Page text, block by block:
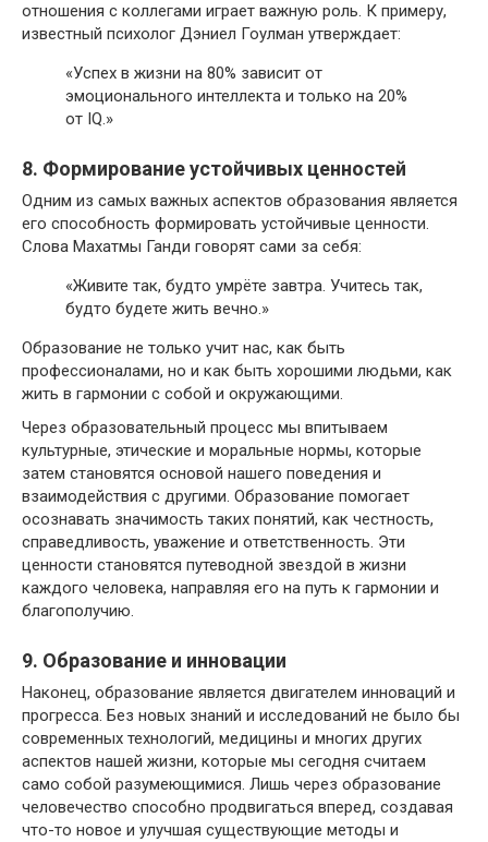
отношения с коллегами играет важную роль. К примеру,
известный психолог Дэниел Гоулман утверждает:
«Успех в жизни на 80% зависит от
эмоционального интеллекта и только на 20%
от IQ.»
8. Формирование устойчивых ценностей
Одним из самых важных аспектов образования является
его способность формировать устойчивые ценности.
Слова Махатмы Ганди говорят сами за себя:
«Живите так, будто умрёте завтра. Учитесь так,
будто будете жить вечно.»
Образование не только учит нас, как быть
профессионалами, но и как быть хорошими людьми, как
жить в гармонии с собой и окружающими.
Через образовательный процесс мы впитываем
культурные, этические и моральные нормы, которые
затем становятся основой нашего поведения и
взаимодействия с другими. Образование помогает
осознавать значимость таких понятий, как честность,
справедливость, уважение и ответственность. Эти
ценности становятся путеводной звездой в жизни
каждого человека, направляя его на путь к гармонии и
благополучию.
9. Образование и инновации
Наконец, образование является двигателем инноваций и
прогресса. Без новых знаний и исследований не было бы
современных технологий, медицины и многих других
аспектов нашей жизни, которые мы сегодня считаем
само собой разумеющимися. Лишь через образование
человечество способно продвигаться вперед, создавая
что-то новое и улучшая существующие методы и